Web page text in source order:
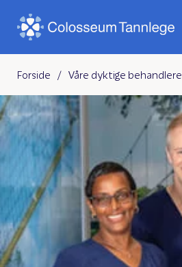
Forside / Våre dyktige behandlere